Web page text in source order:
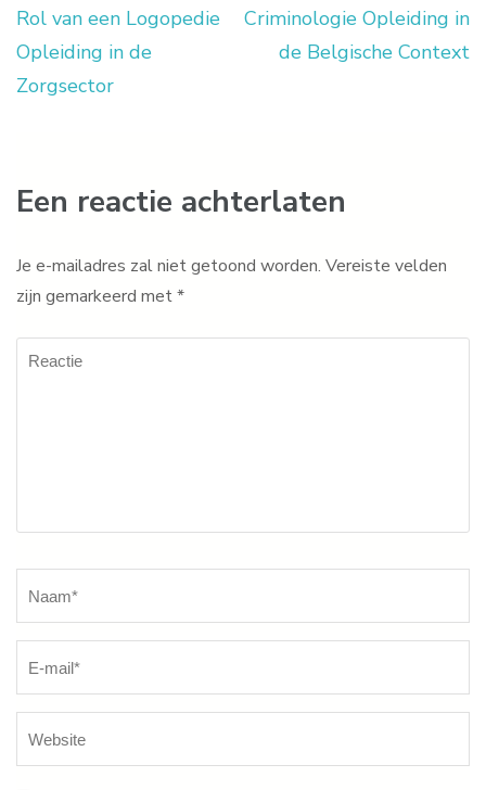
Rol van een Logopedie
Opleiding in de
Zorgsector
Criminologie Opleiding in
de Belgische Context
Een reactie achterlaten
Je e-mailadres zal niet getoond worden. Vereiste velden
zijn gemarkeerd met*
Reactie